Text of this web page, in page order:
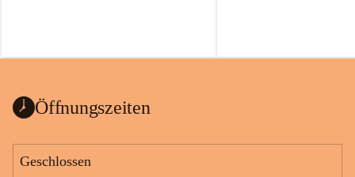
Wanduhr (!) benutzt und musste
Das Gemeindeamt freut sich sehr über die
Spende >lesenswerter< Bücher und
vorsortiert in die Bücherzelle eingeräumt
Gesundheit, Gelassenheit
Öffnungszeiten
Geschlossen